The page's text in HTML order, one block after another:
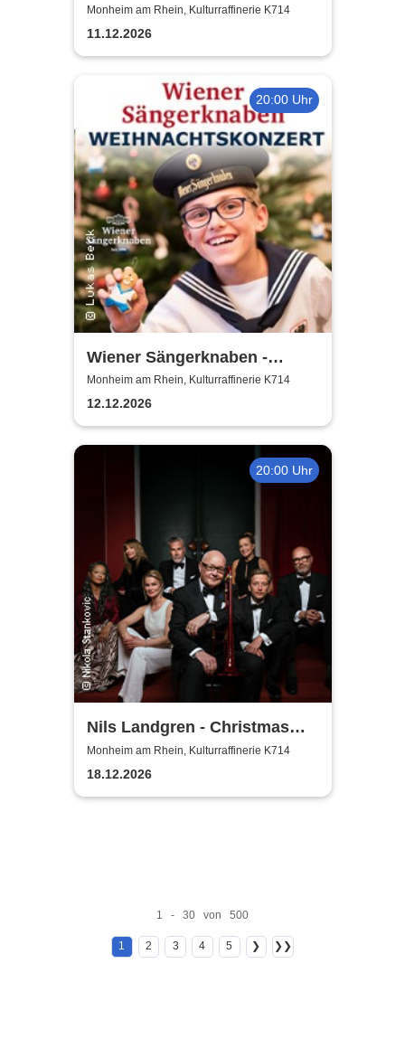
Orchestra
Monheim am Rhein, Kulturraffinerie K714
11.12.2026
20:00 Uhr
Wiener Sängerknaben -
Weihnachtskonzert
Monheim am Rhein, Kulturraffinerie K714
12.12.2026
20:00 Uhr
Nils Landgren - Christmas
With My Friends
Monheim am Rhein, Kulturraffinerie K714
18.12.2026
1 - 30 von 500
1 2 3 4 5 ❯ ❯❯